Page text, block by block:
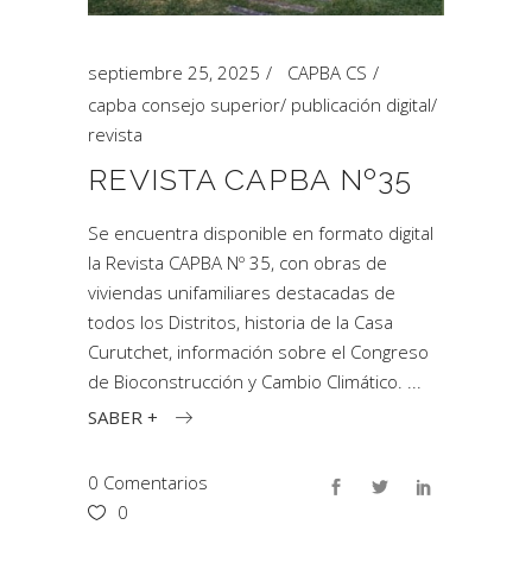
septiembre 25, 2025
CAPBA CS
capba consejo superior/ publicación digital/
revista
REVISTA CAPBA Nº35
Se encuentra disponible en formato digital
la Revista CAPBA Nº 35, con obras de
viviendas unifamiliares destacadas de
todos los Distritos, historia de la Casa
Curutchet, información sobre el Congreso
de Bioconstrucción y Cambio Climático.
SABER +
0 Comentarios
0